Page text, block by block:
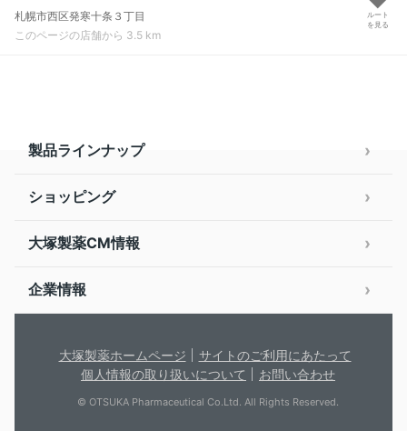
札幌市西区発寒十条３丁目
このページの店舗から 3.5 km
ルート
を見る
製品ラインナップ
ショッピング
大塚製薬CM情報
企業情報
大塚製薬ホームページ
サイトのご利用にあたって
個人情報の取り扱いについて
お問い合わせ
© OTSUKA Pharmaceutical Co.Ltd. All Rights Reserved.